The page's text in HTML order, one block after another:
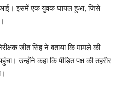
आई। इसमें एक युवक घायल हुआ, जिसे
जीत सिंह ने बताया कि मामले की
उन्होंने कहा कि पीड़ित पक्ष की तहरीर